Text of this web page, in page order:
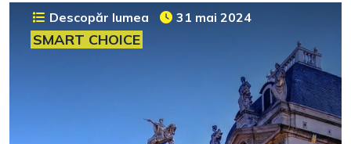
Descopăr lumea 31 mai 2024
SMART CHOICE